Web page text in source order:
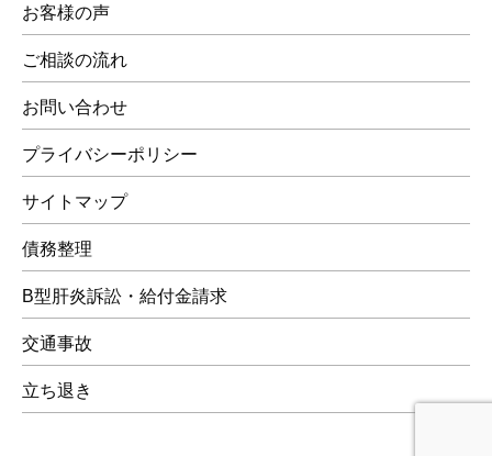
お客様の声
ご相談の流れ
お問い合わせ
プライバシーポリシー
サイトマップ
債務整理
B型肝炎訴訟・給付金請求
交通事故
立ち退き